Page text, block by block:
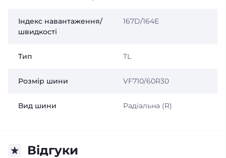
Індекс навантаження/
швидкості
167D/164E
Тип TL
Розмір шини VF710/60R30
Вид шини Радіальна (R)
Відгуки